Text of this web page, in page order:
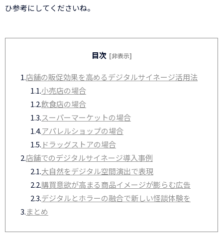
ひ参考にしてくださいね。
目次 [非表示]
1.店舗の販促効果を高めるデジタルサイネージ活用法
1.1.小売店の場合
1.2.飲食店の場合
1.3.スーパーマーケットの場合
1.4.アパレルショップの場合
1.5. ドラッグストアの場合
2.店舗でのデジタルサイネージ導入事例
2.1.大自然をデジタル空間演出で表現
2.2.購買意欲が高まる商品イメージが膨らむ広告
2.3.デジタルとホラーの融合で新しい怪談体験を
3.まとめ